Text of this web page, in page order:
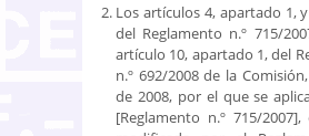
Los artículos 4, apartado 1,
del Reglamento n.º 715/
artículo 10, apartado 1, del
n.º 692/2008 de la
de 2008, por el que se
[Reglamento n.º 715/